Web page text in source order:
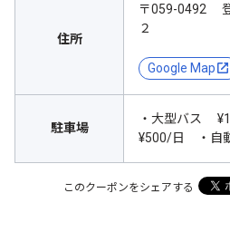
住所
〒059-0492
２
Google Map
駐車場
・大型バス
¥500/日 ・自
このクーポンをシェアする